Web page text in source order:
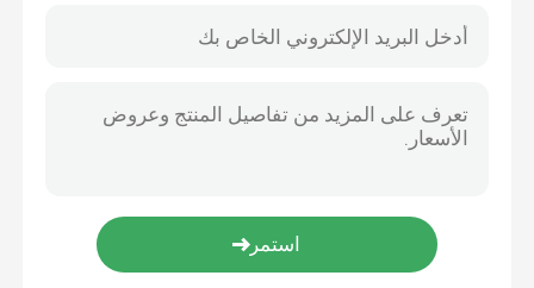
Hastelloy B2
Hastelloy B3
سبائك مونيل 400